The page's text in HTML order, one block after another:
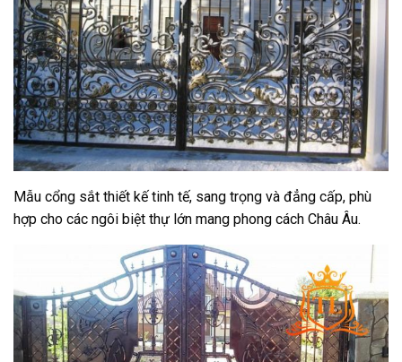
Mẫu cổng sắt thiết kế tinh tế, sang trọng và đẳng cấp, phù
hợp cho các ngôi biệt thự lớn mang phong cách Châu Âu.